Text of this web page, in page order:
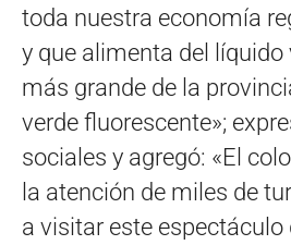
toda nuestra economía
y que alimenta del
más grande de la
verde fluorescente»;
sociales y agregó: «El
la atención de miles de
a visitar este espectáculo